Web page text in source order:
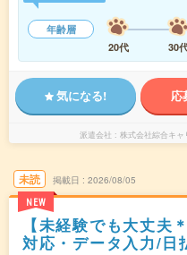
年齢層
20代
30
気になる! 応
派遣会社 株式会社綜合キ
未読
NEW
掲載日 2026/08/05
【未経験でも大丈夫
対応・データ入力/日